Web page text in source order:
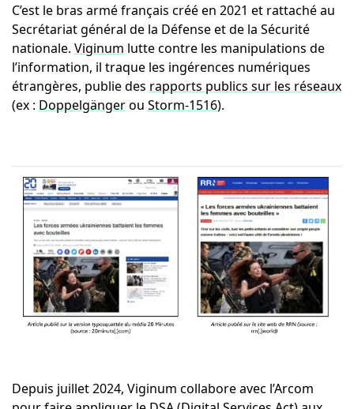
C’est le bras armé français créé en 2021 et rattaché au
Secrétariat général de la Défense et de la Sécurité
nationale. Viginum lutte contre les manipulations de
l’information, il traque les ingérences numériques
étrangères, publie des rapports publics sur les réseaux
(ex : Doppelgängerou Storm-1516).
Depuis juillet 2024, Viginum collabore avec l’Arcom